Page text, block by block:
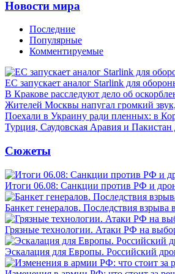
Новости мира
Последние
Популярные
Комментируемые
ЕС запускает аналог Starlink для
В Кракове расследуют дело об
Жителей Москвы напугал громкий
Поехали в Украину ради пленных: в
Турция, Саудовская Аравия и Пакистан
Сюжеты
Итоги 06.08: Санкции против РФ и
Банкет генералов. Последствия взрыва
Грязные технологии. Атаки РФ на
Эскалация для Европы. Российский